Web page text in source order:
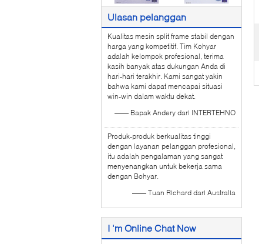
Ulasan pelanggan
Kualitas mesin split frame stabil dengan
harga yang kompetitif. Tim Kohyar
adalah kelompok profesional, terima
kasih banyak atas dukungan Anda di
hari-hari terakhir. Kami sangat yakin
bahwa kami dapat mencapai situasi
win-win dalam waktu dekat.
—— Bapak Andery dari INTERTEHNO
Produk-produk berkualitas tinggi
dengan layanan pelanggan profesional,
itu adalah pengalaman yang sangat
menyenangkan untuk bekerja sama
dengan Bohyar.
—— Tuan Richard dari Australia
I 'm Online Chat Now